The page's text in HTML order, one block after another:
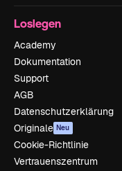
Loslegen
Academy
Dokumentation
Support
AGB
Datenschutzerklärung
Originale Neu
Cookie-Richtlinie
Vertrauenszentrum